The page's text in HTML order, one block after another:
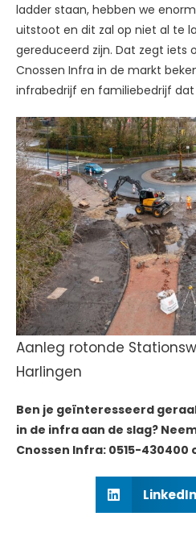
ladder staan, hebben we
uitstoot en dit zal op niet al te
gereduceerd zijn. Dat zegt iets
Cnossen Infra in de markt
infrabedrijf en familiebedrijf
Aanleg rotonde
Harlingen
Ben je geïnteresseerd
in de infra aan de slag?
Cnossen Infra: 0515-430400
LinkedIn